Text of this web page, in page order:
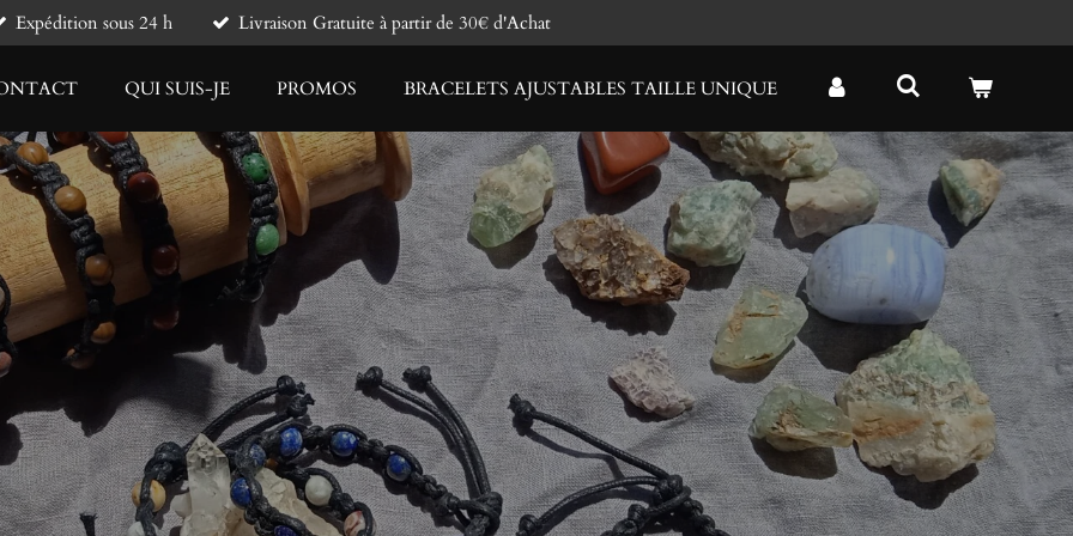
Expédition sous 24 h Livraison Gratuite à partir de 30€ d'Achat
QUI SUIS-JE PROMOS BRACELETS AJUSTABLES TAILLE UNIQUE